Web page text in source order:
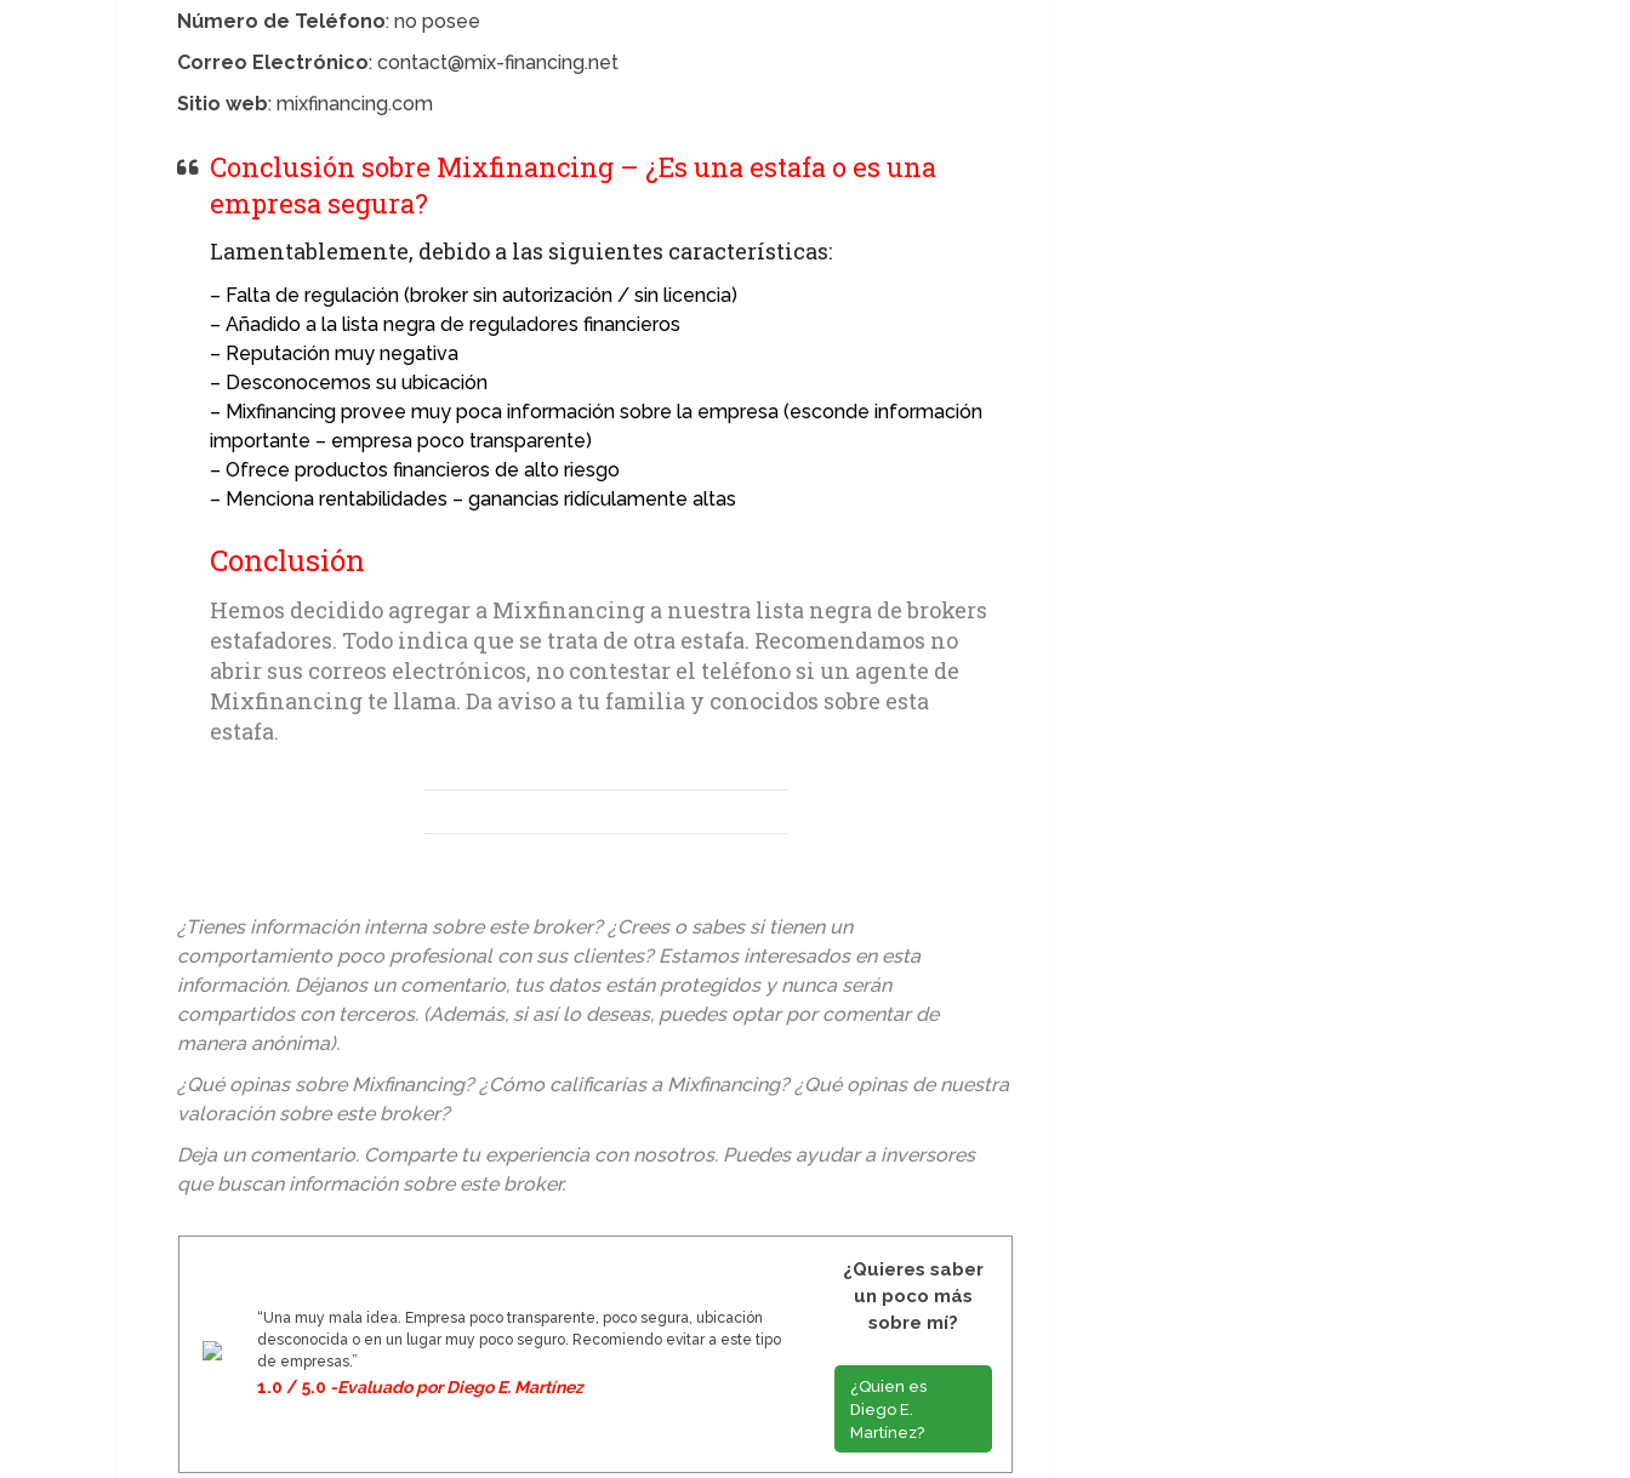
Número de Teléfono: no posee
Correo Electrónico: contact@mix-financing.net
Sitio web: mixfinancing.com
Conclusión sobre Mixfinancing – ¿Es una estafa o es una
empresa segura?
Lamentablemente, debido a las siguientes características:
– Falta de regulación (broker sin autorización / sin licencia)
– Añadido a la lista negra de reguladores financieros
– Reputación muy negativa
– Desconocemos su ubicación
– Mixfinancing provee muy poca información sobre la empresa (esconde información
importante – empresa poco transparente)
– Ofrece productos financieros de alto riesgo
– Menciona rentabilidades – ganancias ridículamente altas
Conclusión
Hemos decidido agregar a Mixfinancing a nuestra lista negra de brokers
estafadores. Todo indica que se trata de otra estafa. Recomendamos no
abrir sus correos electrónicos, no contestar el teléfono si un agente de
Mixfinancing te llama. Da aviso a tu familia y conocidos sobre esta
estafa.
¿Tienes información interna sobre este broker? ¿Crees o sabes si tienen un
comportamiento poco profesional con sus clientes? Estamos interesados en esta
información. Déjanos un comentario, tus datos están protegidos y nunca serán
compartidos con terceros. (Además, si así lo deseas, puedes optar por comentar de
manera anónima).
¿Qué opinas sobre Mixfinancing? ¿Cómo calificarías a Mixfinancing? ¿Qué opinas de nuestra
valoración sobre este broker?
Deja un comentario. Comparte tu experiencia con nosotros. Puedes ayudar a inversores
que buscan información sobre este broker.
“Una muy mala idea. Empresa poco transparente, poco segura, ubicación
desconocida o en un lugar muy poco seguro. Recomiendo evitar a este tipo
de empresas.”
1.0 / 5.0 -Evaluado por Diego E. Martínez
¿Quieres saber
un poco más
sobre mí?
¿Quien es
Diego E.
Martínez?